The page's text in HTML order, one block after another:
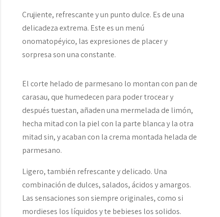
Crujiente, refrescante y un punto dulce. Es de una
delicadeza extrema. Este es un menú
onomatopéyico, las expresiones de placer y
sorpresa son una constante.
El corte helado de parmesano lo montan con pan de
carasau, que humedecen para poder trocear y
después tuestan, añaden una mermelada de limón,
hecha mitad con la piel con la parte blanca y la otra
mitad sin, y acaban con la crema montada helada de
parmesano.
Ligero, también refrescante y delicado. Una
combinación de dulces, salados, ácidos y amargos.
Las sensaciones son siempre originales, como si
mordieses los líquidos y te bebieses los solidos.